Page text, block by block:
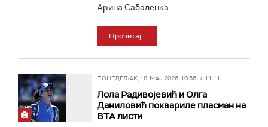
Арина Сабаленка...
Прочитај
ПОНЕДЕЉАК, 18. МАЈ 2026, 10:56 -> 11:11
Лола Радивојевић и Олга
Даниловић поквариле пласман на
ВТА листи